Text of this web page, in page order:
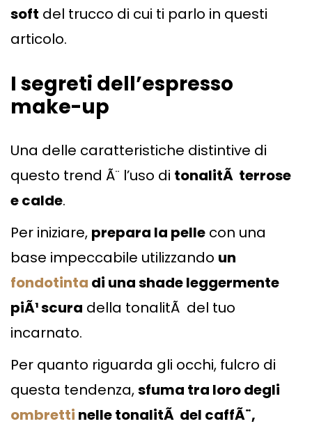
soft del trucco di cui ti parlo in questi
articolo.
I segreti dell’espresso
make-up
Una delle caratteristiche distintive di
questo trend Ã¨ l’uso di tonalitÃ terrose
e calde.
Per iniziare, prepara la pelle con una
base impeccabile utilizzando un
fondotinta di una shade leggermente
piÃ¹ scura della tonalitÃ del tuo
incarnato.
Per quanto riguarda gli occhi, fulcro di
questa tendenza,sfuma tra loro degli
ombretti nelle tonalitÃ del caffÃ¨,